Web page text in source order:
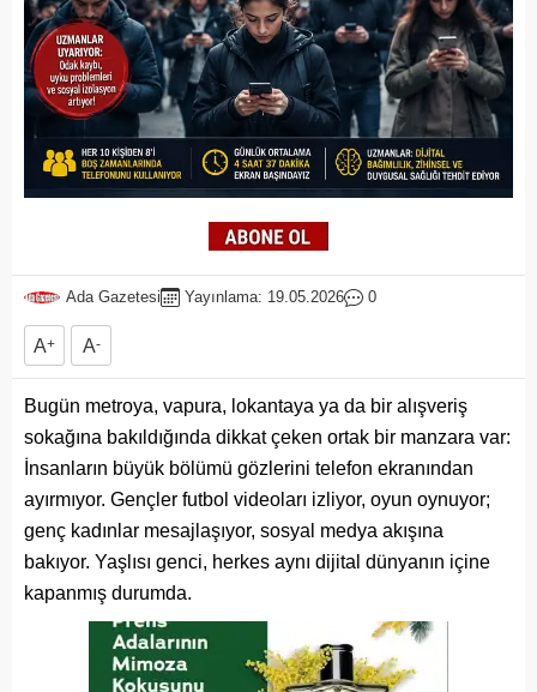
Ada Gazetesi Yayınlama: 19.05.2026 0
A+ A-
Bugün metroya, vapura, lokantaya ya da bir alışveriş
sokağına bakıldığında dikkat çeken ortak bir manzara var:
İnsanların büyük bölümü gözlerini telefon ekranından
ayırmıyor. Gençler futbol videoları izliyor, oyun oynuyor;
genç kadınlar mesajlaşıyor, sosyal medya akışına
bakıyor. Yaşlısı genci, herkes aynı dijital dünyanın içine
kapanmış durumda.